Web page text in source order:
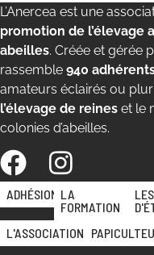
L’Anercea est une
promotion de l’élevage
abeilles. Créée et gérée
rassemble 940
amateurs éclairés ou
l’élevage de reines et le
colonies d’abeilles.
ADHÉSION LA
FORMATION
L'ASSOCIATION